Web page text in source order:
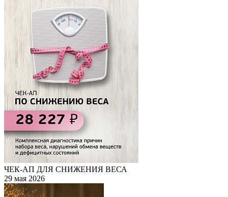
ЧЕК-АП ДЛЯ СНИЖЕНИЯ ВЕСА
29 мая 2026